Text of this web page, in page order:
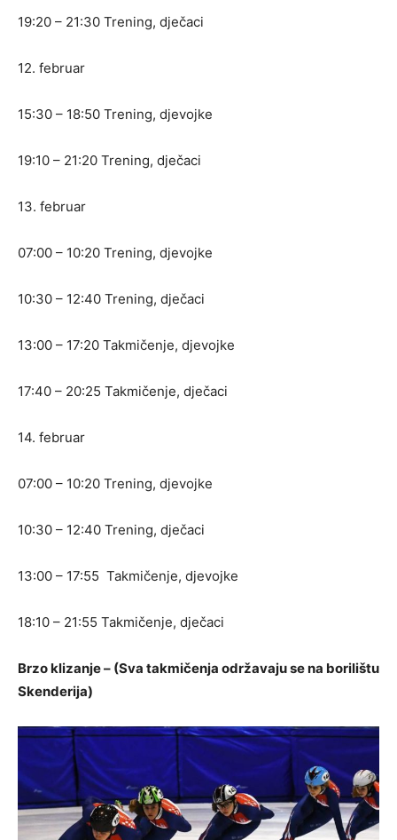
19:20 – 21:30 Trening, dječaci
12. februar
15:30 – 18:50 Trening, djevojke
19:10 – 21:20 Trening, dječaci
13. februar
07:00 – 10:20 Trening, djevojke
10:30 – 12:40 Trening, dječaci
13:00 – 17:20 Takmičenje, djevojke
17:40 – 20:25 Takmičenje, dječaci
14. februar
07:00 – 10:20 Trening, djevojke
10:30 – 12:40 Trening, dječaci
13:00 – 17:55 Takmičenje, djevojke
18:10 – 21:55 Takmičenje, dječaci
Brzo klizanje – (Sva takmičenja održavaju se na borilištu
Skenderija)